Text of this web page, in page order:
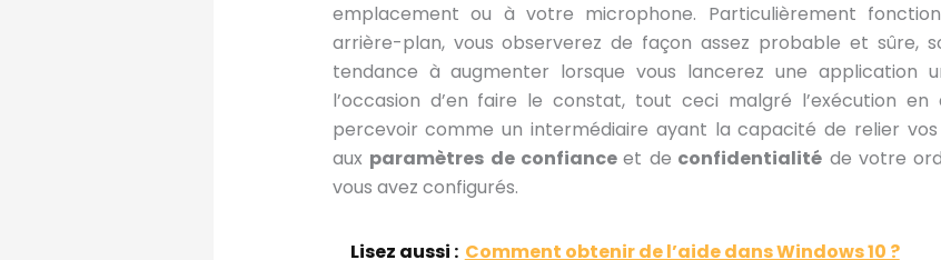
emplacement ou à votre microphone. Particulièrement
arrière-plan, vous observerez de façon assez probable et sûre,
tendance à augmenter lorsque vous lancerez une application
l’occasion d’en faire le constat, tout ceci malgré l’exécution
percevoir comme un intermédiaire ayant la capacité de relier vos
aux paramètres de confianceet de confidentialité de votre
vous avez configurés.
Lisez aussi : Comment obtenir de l’aide dans Windows 10 ?